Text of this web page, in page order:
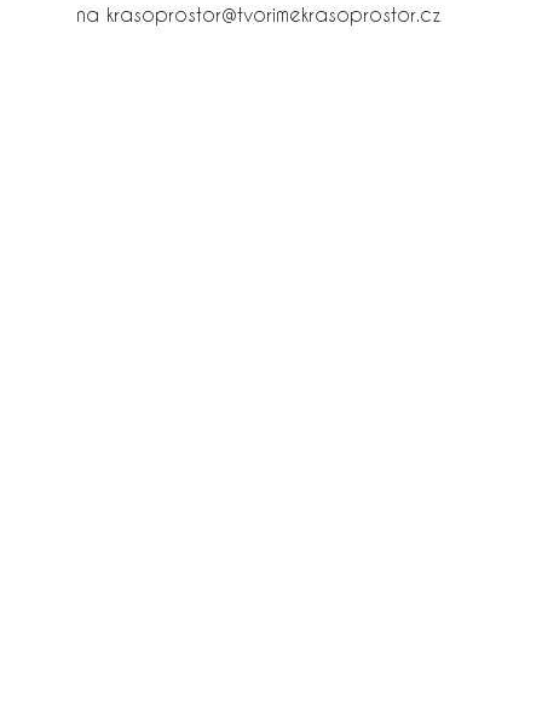
na krasoprostor@tvorimekrasoprostor.cz